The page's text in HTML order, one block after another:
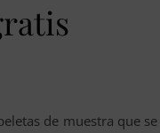
de muestra que se